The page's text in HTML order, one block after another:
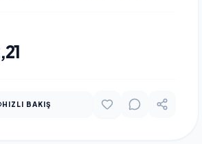
RACK MOUNT
HIZLI BAKIŞ